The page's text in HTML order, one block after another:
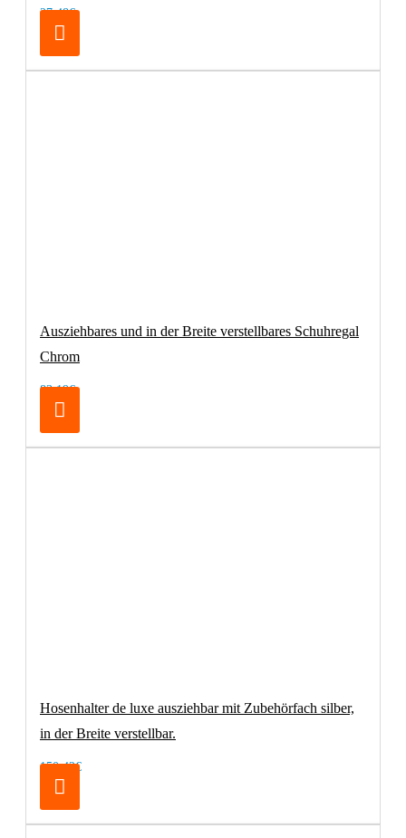
27,48€
Ausziehbares und in der Breite verstellbares Schuhregal
Chrom
83,19€
Hosenhalter de luxe ausziehbar mit Zubehörfach silber,
in der Breite verstellbar.
150,42€